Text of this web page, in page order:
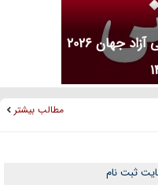
رده بندی و رنکینگ کشتی آزاد جهان 2026
مطالب بیشتر